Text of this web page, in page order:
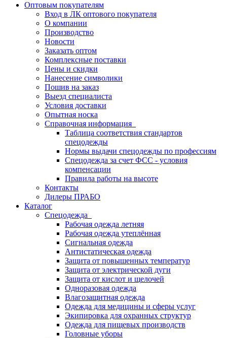
Оптовым покупателям
Вход в ЛК оптового покупателя
О компании
Производство
Новости
Заказать оптом
Комплексные поставки
Цены и скидки
Нанесение символики
Пошив на заказ
Выезд специалиста
Условия доставки
Опытная носка
Справочная информация
Таблица соответствия стандартов
спецодежды
Нормы выдачи спецодежды по профессиям
Спецодежда за счет ФСС - условия
компенсации
Правила работы на высоте
Контакты
Дилеры ПРАБО
Каталог
Спецодежда
Рабочая одежда летняя
Рабочая одежда утеплённая
Сигнальная одежда
Антистатическая одежда
Защита от повышенных температур
Защита от электрической дуги
Защита от кислот и щелочей
Одноразовая одежда
Влагозащитная одежда
Одежда для медицины и сферы услуг
Экипировка для охранных структур
Одежда для пищевых производств
Головные уборы